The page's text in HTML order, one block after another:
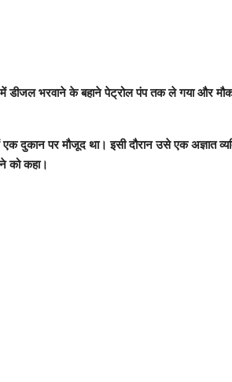
भरवाने के बहाने पेट्रोल पंप तक ले गया और
दुकान पर मौजूद था। इसी दौरान उसे एक अज्ञात
को कहा।